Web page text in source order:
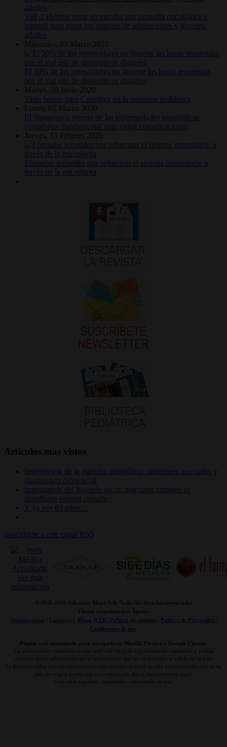
Vall d’Hebron pone en marcha una consulta oncológica e
integral para tratar los tumores de adolescentes y jóvenes
adultos
Miércoles, 03 Marzo 2021
El 30% de los preescolares no duerme las horas requeridas
por el mal uso de dispositivos digitales
Martes, 30 Junio 2020
Visto bueno para Cosentyx en la psoriasis pediátrica
Lunes, 02 Marzo 2020
El diagnóstico precoz de las enfermedades metabólicas
congénitas, fundamental para evitar complicaciones
Jueves, 13 Febrero 2020
Fórmulas infantiles que refuerzan el sistema inmunitario a
través de la microbiota
Artículos más vistos
Importancia de la mancha mongólica: síndromes asociados y
diagnóstico diferencial
Importancia del hoyuelo sacro: marcador cutáneo de
disrafismo espinal cerrado
Y ya son 63 años…
Suscribirse a este canal RSS
© 2011- 2026 Ediciones Mayo S.A. Todos los derechos reservados
Última actualización: Agosto
Quienes somos| Contacto Mapa WEB| Politica de cookies|
Politica de Privacidad /
Condiciones de uso
Página web optimizada para navegadores Mozilla Firefox y Google Chrome
La información contenida en esta web está dirigida a profesionales sanitarios y podría
contener datos sobre productos o información que no es accesible o válida en su país.
Le hacemos saber que no nos hacemos responsables si usted accede a información que en su
país de origen puede que no cumpla con algún requerimiento legal,
o no estar regulada, registrada o autorizado su uso.